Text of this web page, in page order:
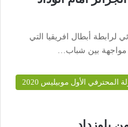
لرابطة أبطال افريقيا التي
مواجهة بين شباب…
المحترفي الأول موبيليس 2020